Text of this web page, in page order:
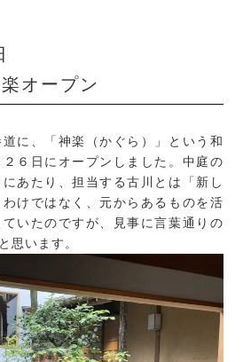
オープン
に、「神楽（かぐら）」という和
６日にオープンしました。中庭の
あたり、担当する古川とは「新し
けではなく、元からあるものを活
いたのですが、見事に言葉通りの
思います。